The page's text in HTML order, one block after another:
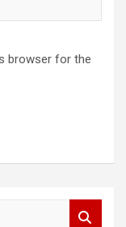
browser for the